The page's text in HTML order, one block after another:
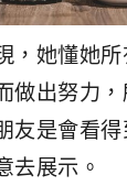
，她懂她
做出努力
友是會看
去展示。